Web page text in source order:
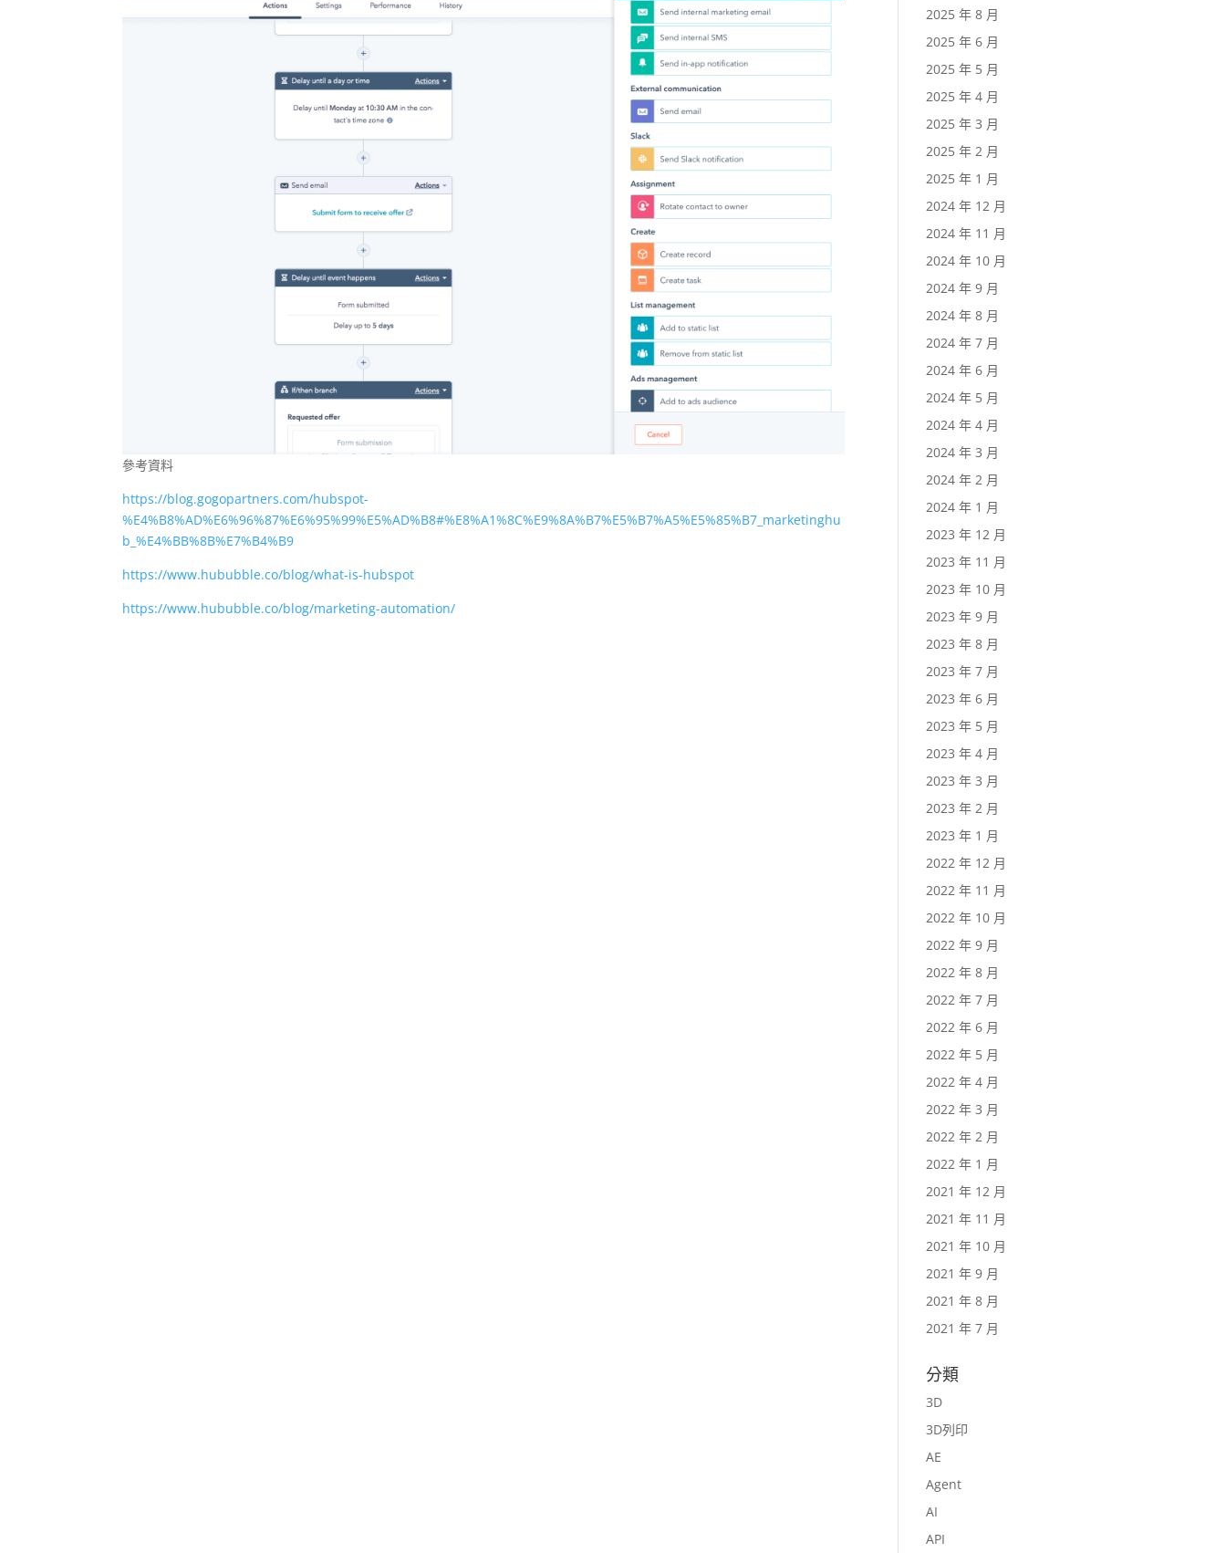
參考資料
https://blog.gogopartners.com/hubspot-
%E4%B8%AD%E6%96%87%E6%95%99%E5%AD%B8#%E8%A1%8C%E9%8A%B7%E5%B7%A5%E5%85%B7_marketinghu
b_%E4%BB%8B%E7%B4%B9
https://www.hububble.co/blog/what-is-hubspot
https://www.hububble.co/blog/marketing-automation/
2025 年 8 月
2025 年 6 月
2025 年 5 月
2025 年 4 月
2025 年 3 月
2025 年 2 月
2025 年 1 月
2024 年 12 月
2024 年 11 月
2024 年 10 月
2024 年 9 月
2024 年 8 月
2024 年 7 月
2024 年 6 月
2024 年 5 月
2024 年 4 月
2024 年 3 月
2024 年 2 月
2024 年 1 月
2023 年 12 月
2023 年 11 月
2023 年 10 月
2023 年 9 月
2023 年 8 月
2023 年 7 月
2023 年 6 月
2023 年 5 月
2023 年 4 月
2023 年 3 月
2023 年 2 月
2023 年 1 月
2022 年 12 月
2022 年 11 月
2022 年 10 月
2022 年 9 月
2022 年 8 月
2022 年 7 月
2022 年 6 月
2022 年 5 月
2022 年 4 月
2022 年 3 月
2022 年 2 月
2022 年 1 月
2021 年 12 月
2021 年 11 月
2021 年 10 月
2021 年 9 月
2021 年 8 月
2021 年 7 月
分類
3D
3D列印
AE
Agent
AI
API